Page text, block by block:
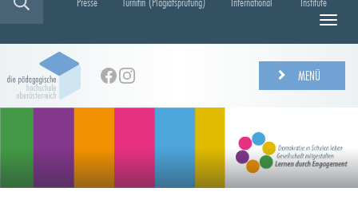
N
g
o
n
e
MENÜ